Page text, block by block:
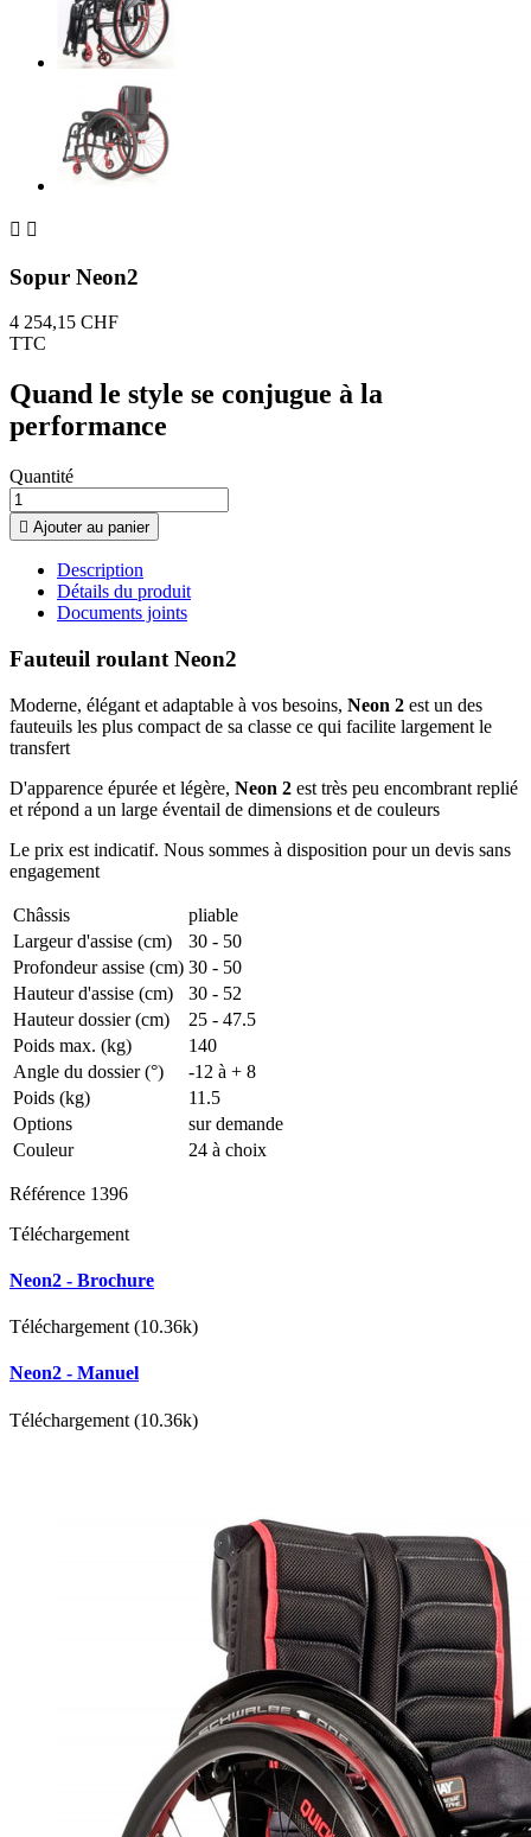
 
Sopur Neon2
4 254,15 CHF
TTC
Quand le style se conjugue à la
performance
Quantité
 Ajouter au panier
Description
Détails du produit
Documents joints
Fauteuil roulant Neon2
Moderne, élégant et adaptable à vos besoins, Neon 2 est un des
fauteuils les plus compact de sa classe ce qui facilite largement le
transfert
D'apparence épurée et légère, Neon 2 est très peu encombrant replié
et répond a un large éventail de dimensions et de couleurs
Le prix est indicatif. Nous sommes à disposition pour un devis sans
engagement
Châssis
pliable
Largeur d'assise (cm)
30 - 50
Profondeur assise (cm) 30 - 50
Hauteur d'assise (cm)
30 - 52
Hauteur dossier (cm)
25 - 47.5
Poids max. (kg)
140
Angle du dossier (°)
-12 à + 8
Poids (kg)
11.5
Options
sur demande
Couleur
24 à choix
Référence 1396
Téléchargement
Neon2 - Brochure
Téléchargement (10.36k)
Neon2 - Manuel
Téléchargement (10.36k)